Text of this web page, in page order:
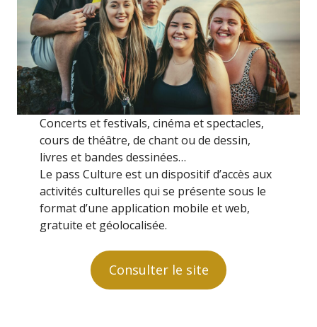
Concerts et festivals, cinéma et spectacles,
cours de théâtre, de chant ou de dessin,
livres et bandes dessinées…
Le pass Culture est un dispositif d’accès aux
activités culturelles qui se présente sous le
format d’une application mobile et web,
gratuite et géolocalisée.
Consulter le site